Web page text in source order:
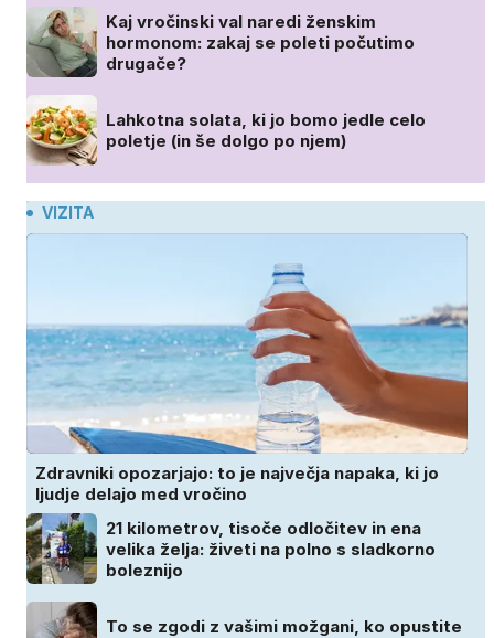
Kaj vročinski val naredi ženskim
hormonom: zakaj se poleti počutimo
drugače?
Lahkotna solata, ki jo bomo jedle celo
poletje (in še dolgo po njem)
VIZITA
Zdravniki opozarjajo: to je največja napaka, ki jo
ljudje delajo med vročino
21 kilometrov, tisoče odločitev in ena
velika želja: živeti na polno s sladkorno
boleznijo
To se zgodi z vašimi možgani, ko opustite